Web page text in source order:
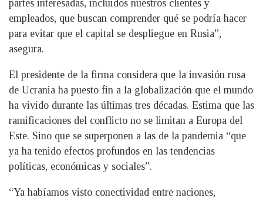
partes interesadas, incluidos nuestros clientes y
empleados, que buscan comprender qué se podría hacer
para evitar que el capital se despliegue en Rusia”,
asegura.
El presidente de la firma considera que la invasión rusa
de Ucrania ha puesto fin a la globalización que el mundo
ha vivido durante las últimas tres décadas. Estima que las
ramificaciones del conflicto no se limitan a Europa del
Este. Sino que se superponen a las de la pandemia “que
ya ha tenido efectos profundos en las tendencias
políticas, económicas y sociales”.
“Ya habíamos visto conectividad entre naciones,